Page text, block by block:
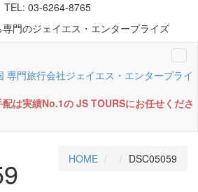
TEL: 03-6264-8765
門のジェイエス・エンタープライズ
は実績No.1の JS TOURSにお任せくださ
HOME DSC05059